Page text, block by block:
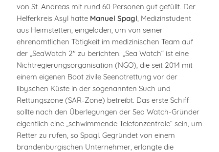
von St. Andreas mit rund 60 Personen gut gefüllt. Der
Helferkreis Asyl hatte Manuel Spagl , Medizinstudent
aus Heimstetten, eingeladen, um von seiner
ehrenamtlichen Tätigkeit im medizinischen Team auf
der „SeaWatch 2″ zu berichten. „Sea Watch“ ist eine
Nichtregierungsorganisation (NGO), die seit 2014 mit
einem eigenen Boot zivile Seenotrettung vor der
libyschen Küste in der sogenannten Such und
Rettungszone (SAR-Zone) betreibt. Das erste Schiff
sollte nach den Überlegungen der Sea Watch-Gründer
eigentlich eine „schwimmende Telefonzentrale“ sein, um
Retter zu rufen, so Spagl. Gegründet von einem
brandenburgischen Unternehmer, erlangte die